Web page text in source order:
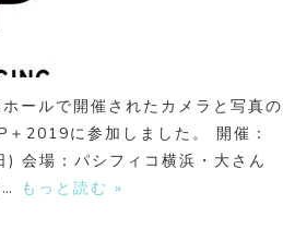
ールで開催されたカメラと写真の
＋2019に参加しました。 開催：
場：パシフィコ横浜・大さん
もっと読む »